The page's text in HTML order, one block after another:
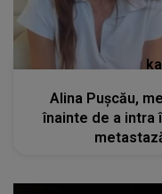
Alina Pușcău,
înainte de a intra